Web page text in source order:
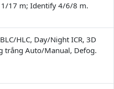
17 m; Identify 4/6/8 m.
HLC, Day/Night ICR, 3D
trắng Auto/Manual, Defog.